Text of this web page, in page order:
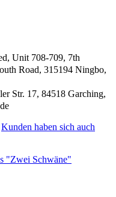
Unit 708-709, 7th
Road, 315194 Ningbo,
Str. 17, 84518 Garching,
Kunden haben sich auch
"Zwei Schwäne"